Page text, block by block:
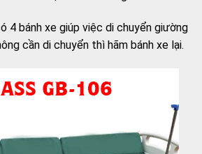
4 bánh xe giúp việc di chuyển giường
cần di chuyển thì hãm bánh xe lại.